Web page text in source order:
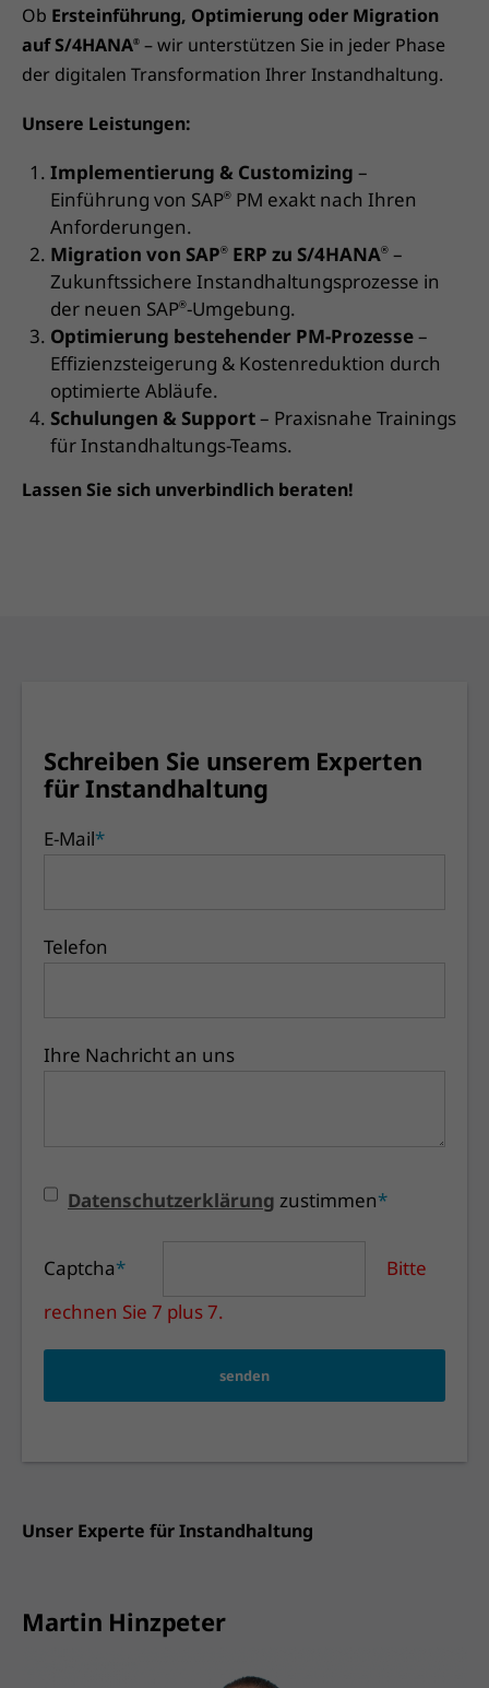
Ob Ersteinführung, Optimierung oder Migration
auf S/4HANA® – wir unterstützen Sie in jeder Phase
der digitalen Transformation Ihrer Instandhaltung.
Unsere Leistungen:
Implementierung & Customizing –
Einführung von SAP® PM exakt nach Ihren
Anforderungen.
Migration von SAP® ERP zu S/4HANA® –
Zukunftssichere Instandhaltungsprozesse in
der neuen SAP®-Umgebung.
Optimierung bestehender PM-Prozesse–
Effizienzsteigerung & Kostenreduktion durch
optimierte Abläufe.
Schulungen & Support– Praxisnahe Trainings
für Instandhaltungs-Teams.
Lassen Sie sich unverbindlich beraten!
Schreiben Sie unserem Experten
für Instandhaltung
E-Mail*
Telefon
Ihre Nachricht an uns
Datenschutzerklärung zustimmen*
Captcha*
Bitte
rechnen Sie 7 plus 7.
senden
Unser Experte für Instandhaltung
Martin Hinzpeter